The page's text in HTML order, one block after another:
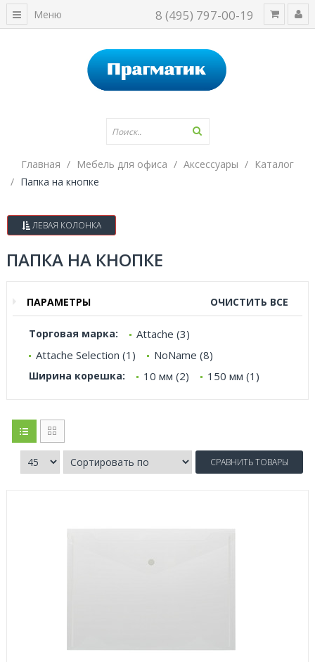
8 (495) 797-00-19
Меню
Главная Мебель для офиса Аксессуары
Каталог
Папка на кнопке
ЛЕВАЯ КОЛОНКА
ПАПКА НА КНОПКЕ
ПАРАМЕТРЫ ОЧИСТИТЬ ВСЕ
Торговая марка:
Attache (3)
Attache Selection (1)
NoName (8)
Ширина корешка: 10 мм (2) 150 мм (1)
СРАВНИТЬ ТОВАРЫ